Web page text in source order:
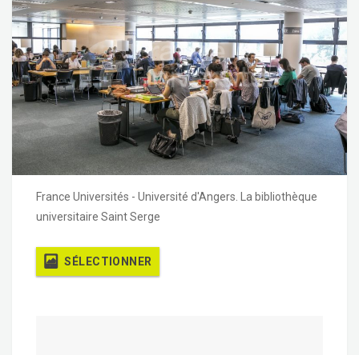
France Universités - Université d'Angers. La bibliothèque
universitaire Saint Serge
SÉLECTIONNER